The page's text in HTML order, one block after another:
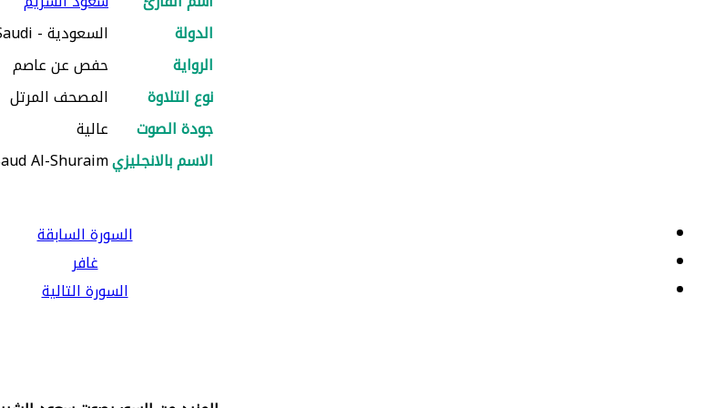
الدولة
السعودية - Saudi
الرواية
حفص عن عاصم
نوع التلاوة
المصحف المرتل
جودة الصوت
عالية
الاسم بالانجليزيAl-Shuraim
السورة السابقة
غافر
السورة التالية